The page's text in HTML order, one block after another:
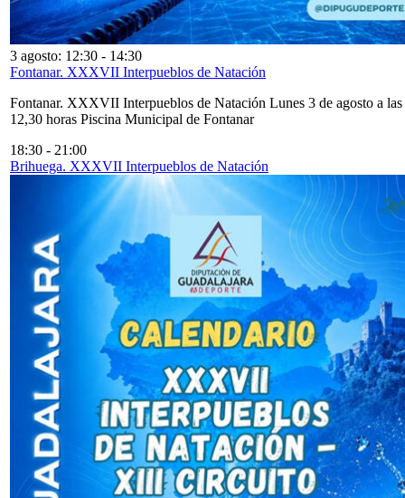
3 agosto: 12:30 - 14:30
Fontanar. XXXVII Interpueblos de Natación
Fontanar. XXXVII Interpueblos de Natación Lunes 3 de agosto a las
12,30 horas Piscina Municipal de Fontanar
18:30 - 21:00
Brihuega. XXXVII Interpueblos de Natación